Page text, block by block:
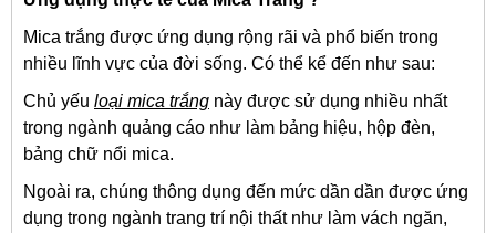
Mica trắng được ứng dụng rộng rãi và phổ biến trong
nhiều lĩnh vực của đời sống. Có thể kể đến như sau:
Chủ yếu loại mica trắng này được sử dụng nhiều nhất
trong ngành quảng cáo như làm bảng hiệu, hộp đèn,
bảng chữ nổi mica.
Ngoài ra, chúng thông dụng đến mức dần dần được ứng
dụng trong ngành trang trí nội thất như làm vách ngăn,